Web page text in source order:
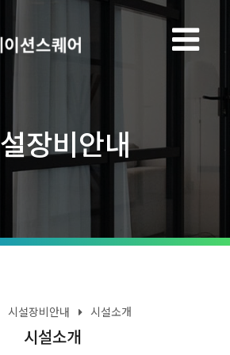
장비안내
시설장비안내 시설소개
시설소개